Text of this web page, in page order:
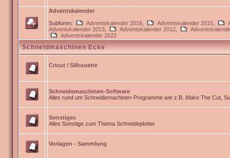
Adventskalender
Subforen:
Adventskalender 2016 Adventskalender 2015
Adventskalender 2013
Adventskalender 2012
Adventskalender 2022
Schneidmaschinen Ecke
Cricut / Silhouette
Schneidemaschinen-Software
Alles rund um Schneidemachinen-Programme wie z.B. Make The Cut,
Sonstiges
Alles Sonstige zum Thema Schneideplotter
Vorlagen - Sammlung